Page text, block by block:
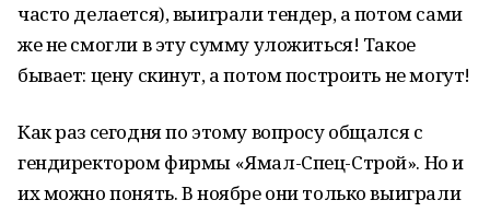
часто делается), выиграли тендер, а потом сами
же не смогли в эту сумму уложиться! Такое
бывает: цену скинут, а потом построить не могут!
Как раз сегодня по этому вопросу общался с
гендиректором фирмы «Ямал-Спец-Строй». Но и
их можно понять. В ноябре они только выиграли